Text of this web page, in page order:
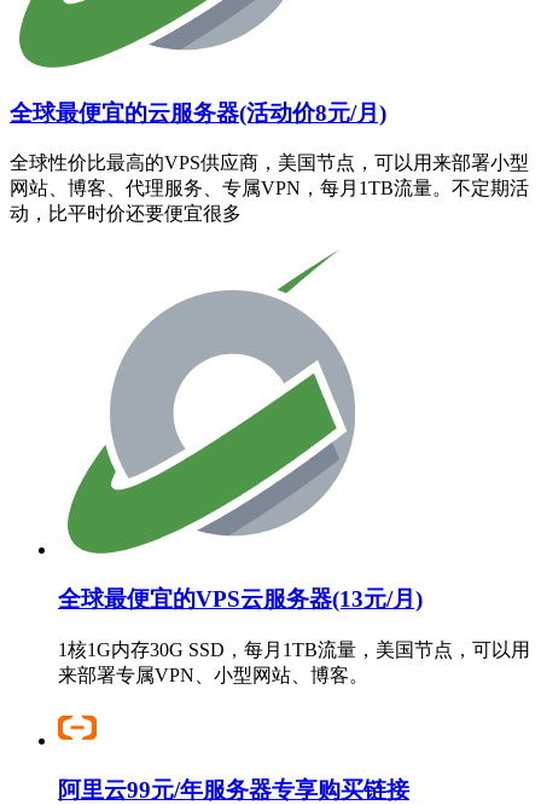
全球最便宜的云服务器(活动价8元/月)
全球性价比最高的VPS供应商，美国节点，可以用来部署小型
网站、博客、代理服务、专属VPN，每月1TB流量。不定期活
动，比平时价还要便宜很多
全球最便宜的VPS云服务器(13元/月)
1核1G内存30G SSD，每月1TB流量，美国节点，可以用
来部署专属VPN、小型网站、博客。
阿里云99元/年服务器专享购买链接